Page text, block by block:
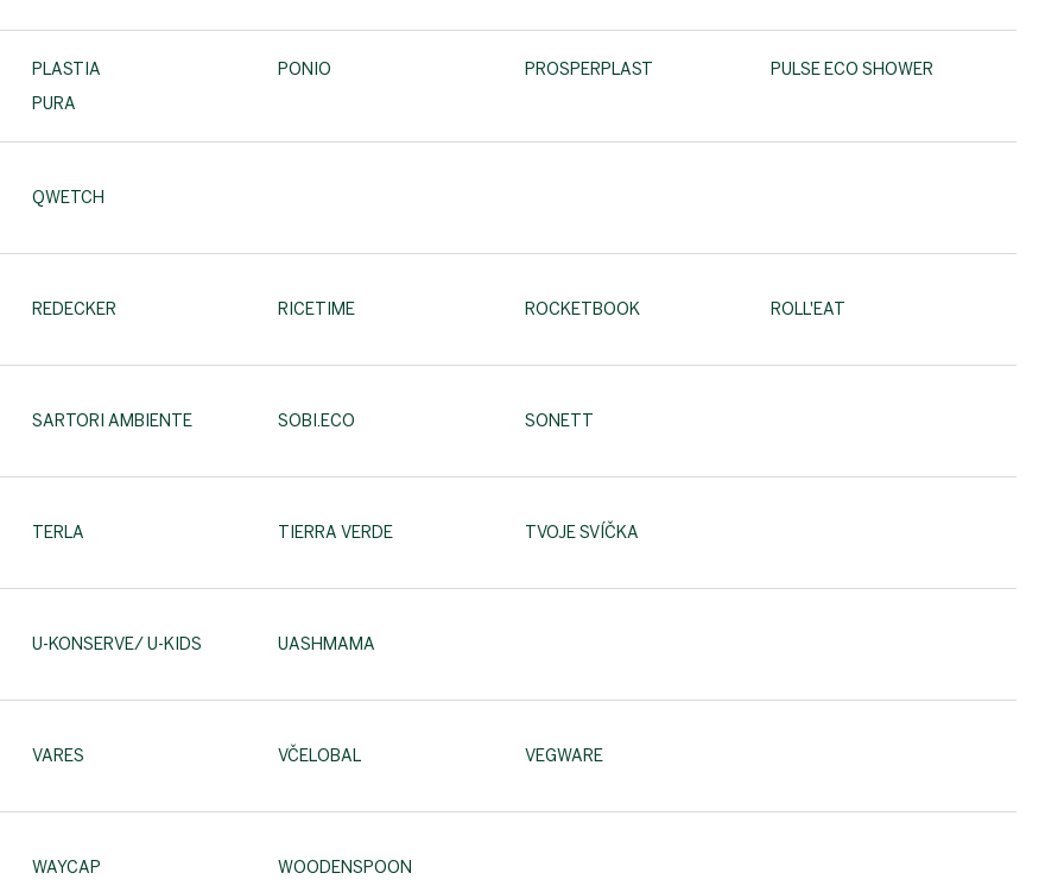
PLASTIA PONIO PROSPERPLAST
PULSE ECO SHOWER
PURA
QWETCH
REDECKER RICETIME ROCKETBOOK ROLL'EAT
SARTORI AMBIENTE SOBI.ECO SONETT
TERLA TIERRA VERDE TVOJE SVÍČKA
U-KONSERVE/ U-KIDS UASHMAMA
VARES VČELOBAL VEGWARE
WAYCAP WOODENSPOON